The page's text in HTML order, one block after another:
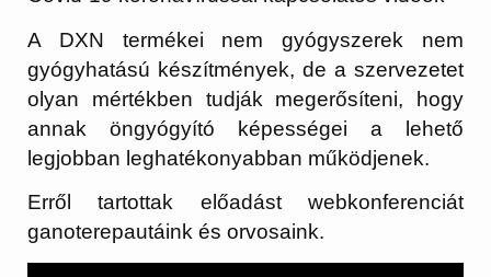
A DXN termékei nem gyógyszerek nem
gyógyhatású készítmények, de a szervezetet
olyan mértékben tudják megerősíteni, hogy
annak öngyógyító képességei a lehető
legjobban leghatékonyabban működjenek.
Erről tartottak előadást webkonferenciát
ganoterepautáink és orvosaink.